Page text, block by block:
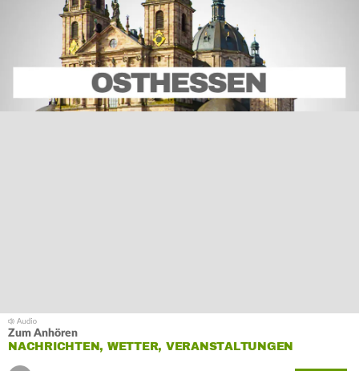
Zum Anhören
NACHRICHTEN, WETTER, VERANSTALTUNGEN